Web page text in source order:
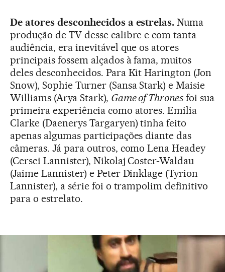
De atores desconhecidos a estrelas.Numa
produção de TV desse calibre e com tanta
audiência, era inevitável que os atores
principais fossem alçados à fama, muitos
deles desconhecidos. Para Kit Harington (Jon
Snow), Sophie Turner (Sansa Stark) e Maisie
Williams (Arya Stark), Game of Thrones foi sua
primeira experiência como atores. Emilia
Clarke (Daenerys Targaryen) tinha feito
apenas algumas participações diante das
câmeras. Já para outros, como Lena Headey
(Cersei Lannister), Nikolaj Coster-Waldau
(Jaime Lannister) e Peter Dinklage (Tyrion
Lannister), a série foi o trampolim definitivo
para o estrelato.